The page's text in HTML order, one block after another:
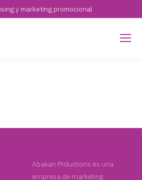
y marketing promocional
Abakan Prductions es una
empresa de marketing